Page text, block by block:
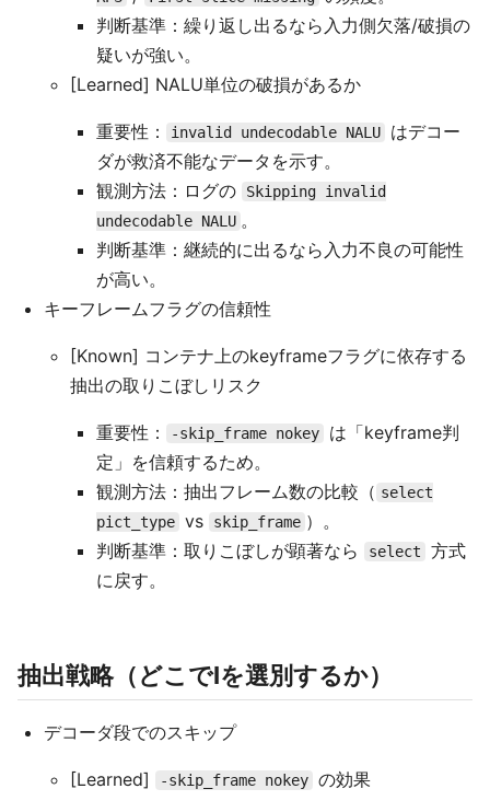
判断基準：繰り返し出るなら入力側欠落/破損の
疑いが強い。
[Learned] NALU単位の破損があるか
重要性： invalid undecodable NALU
はデコー
ダが救済不能なデータを示す。
観測方法：ログの
Skipping invalid
undecodable NALU 。
判断基準：継続的に出るなら入力不良の可能性
が高い。
キーフレームフラグの信頼性
[Known] コンテナ上のkeyframeフラグに依存する
抽出の取りこぼしリスク
重要性： -skip_frame nokey
は「keyframe判
定」を信頼するため。
観測方法：抽出フレーム数の比較（ select
pict_type vs skip_frame ）。
判断基準：取りこぼしが顕著なら
select
方式
に戻す。
抽出戦略（どこでIを選別するか）
デコーダ段でのスキップ
[Learned] -skip_frame nokey の効果